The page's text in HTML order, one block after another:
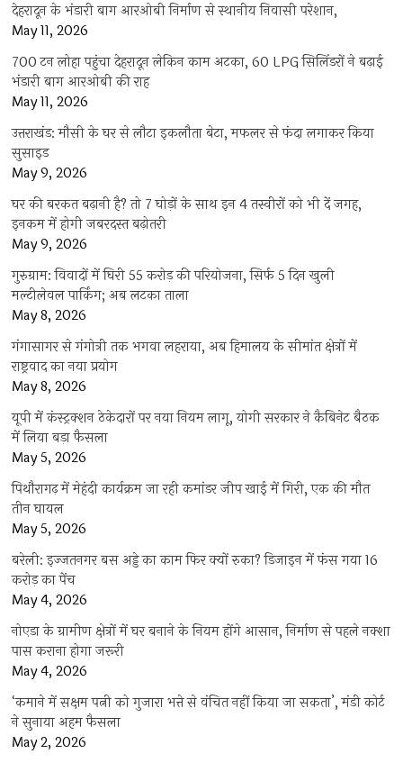
देहरादून के भंडारी बाग आरओबी निर्माण से स्थानीय निवासी परेशान,
May 11, 2026
700 टन लोहा पहुंचा देहरादून लेकिन काम अटका, 60 LPG सिलिंडरों ने बढ़ाई
भंडारी बाग आरओबी की राह
May 11, 2026
उत्तराखंड: मौसी के घर से लौटा इकलौता बेटा, मफलर से फंदा लगाकर किया
सुसाइड
May 9, 2026
घर की बरकत बढ़ानी है? तो 7 घोड़ों के साथ इन 4 तस्वीरों को भी दें जगह,
इनकम में होगी जबरदस्त बढ़ोतरी
May 9, 2026
गुरुग्राम: विवादों में घिरी 55 करोड़ की परियोजना, सिर्फ 5 दिन खुली
मल्टीलेवल पार्किंग; अब लटका ताला
May 8, 2026
गंगासागर से गंगोत्री तक भगवा लहराया, अब हिमालय के सीमांत क्षेत्रों में
राष्ट्रवाद का नया प्रयोग
May 8, 2026
यूपी में कंस्ट्रक्शन ठेकेदारों पर नया नियम लागू, योगी सरकार ने कैबिनेट बैठक
में लिया बड़ा फैसला
May 5, 2026
पिथौरागढ़ में मेहंदी कार्यक्रम जा रही कमांडर जीप खाई में गिरी, एक की मौत
तीन घायल
May 5, 2026
बरेली: इज्जतनगर बस अड्डे का काम फिर क्यों रुका? डिजाइन में फंस गया 16
करोड़ का पेंच
May 4, 2026
नोएडा के ग्रामीण क्षेत्रों में घर बनाने के नियम होंगे आसान, निर्माण से पहले नक्शा
पास कराना होगा जरूरी
May 4, 2026
‘कमाने में सक्षम पत्नी को गुजारा भत्ते से वंचित नहीं किया जा सकता’, मंडी कोर्ट
ने सुनाया अहम फैसला
May 2, 2026